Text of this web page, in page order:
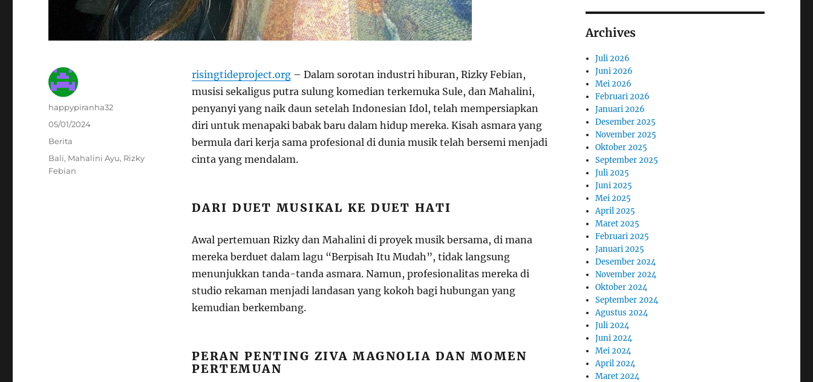
risingtideproject.org– Dalam sorotan industri hiburan, Rizky Febian,
musisi sekaligus putra sulung komedian terkemuka Sule, dan Mahalini,
penyanyi yang naik daun setelah Indonesian Idol, telah mempersiapkan
diri untuk menapaki babak baru dalam hidup mereka. Kisah asmara yang
bermula dari kerja sama profesional di dunia musik telah bersemi menjadi
cinta yang mendalam.
DARI DUET MUSIKAL KE DUET HATI
Awal pertemuan Rizky dan Mahalini di proyek musik bersama, di mana
mereka berduet dalam lagu “Berpisah Itu Mudah”, tidak langsung
menunjukkan tanda-tanda asmara. Namun, profesionalitas mereka di
studio rekaman menjadi landasan yang kokoh bagi hubungan yang
kemudian berkembang.
PERAN PENTING ZIVA MAGNOLIA DAN MOMEN
PERTEMUAN
Author
happypiranha32
Posted
05/01/2024
Categories
Berita
Tags
Bali, Mahalini Ayu, Rizky
Febian
Archives
Juli 2026
Juni 2026
Mei 2026
Februari 2026
Januari 2026
Desember 2025
November 2025
Oktober 2025
September 2025
Juli 2025
Juni 2025
Mei 2025
April 2025
Maret 2025
Februari 2025
Januari 2025
Desember 2024
November 2024
Oktober 2024
September 2024
Agustus 2024
Juli 2024
Juni 2024
Mei 2024
April 2024
Maret 2024